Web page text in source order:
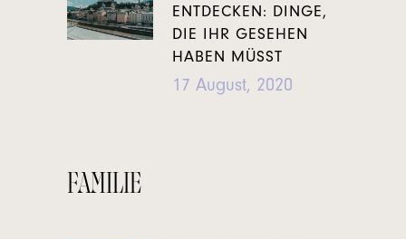
ENTDECKEN: DINGE,
DIE IHR GESEHEN
HABEN MÜSST
17 August, 2020
FAMILIE